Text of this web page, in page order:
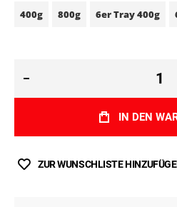
400g 800g 6er Tray 400g
IN DEN
ZUR WUNSCHLISTE